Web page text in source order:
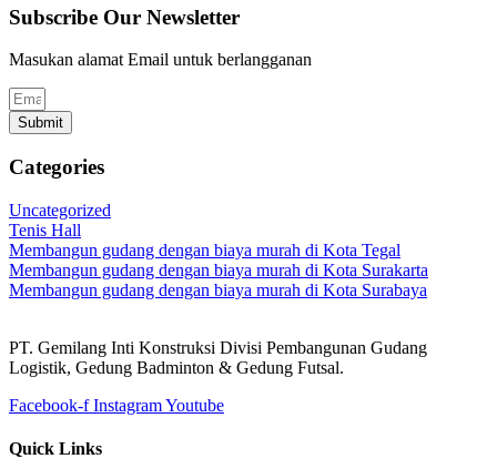
Subscribe Our Newsletter
Masukan alamat Email untuk berlangganan
Submit
Categories
Uncategorized
Tenis Hall
Membangun gudang dengan biaya murah di Kota Tegal
Membangun gudang dengan biaya murah di Kota Surakarta
Membangun gudang dengan biaya murah di Kota Surabaya
PT. Gemilang Inti Konstruksi Divisi Pembangunan Gudang
Logistik, Gedung Badminton & Gedung Futsal.
Facebook-f InstagramYoutube
Quick Links